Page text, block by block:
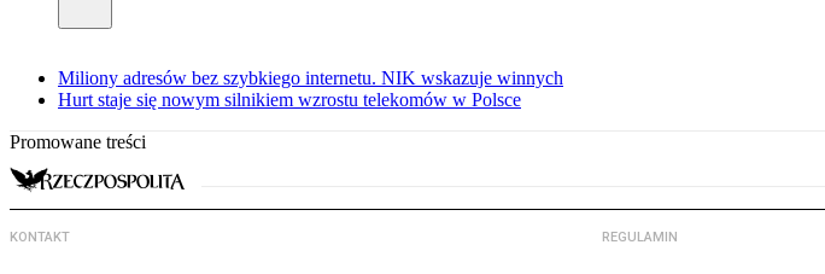
Miliony adresów bez szybkiego internetu. NIK wskazuje winnych
Hurt staje się nowym silnikiem wzrostu telekomów w Polsce
Promowane treści
KONTAKT REGULAMIN